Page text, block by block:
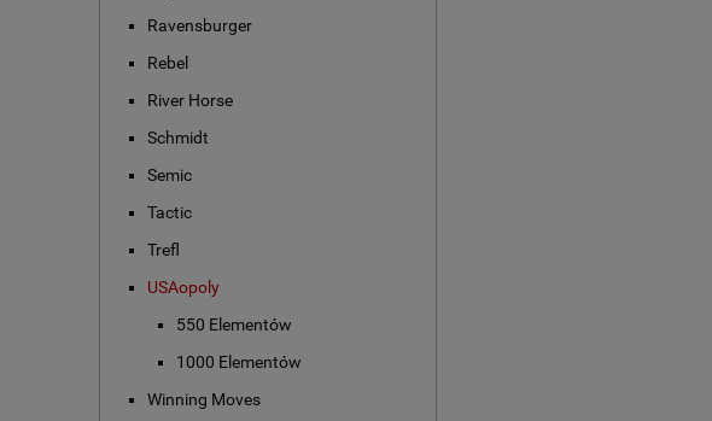
Ravensburger
Rebel
River Horse
Schmidt
Semic
Tactic
Trefl
USAopoly
550 Elementów
1000 Elementów
Winning Moves